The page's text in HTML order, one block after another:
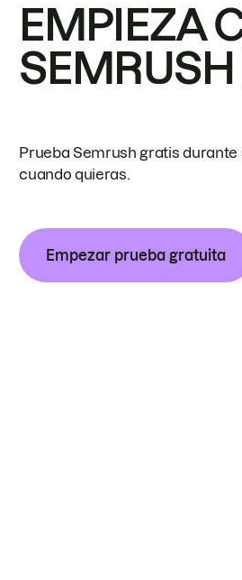
EMPIEZA
SEMRUSH
Prueba Semrush gratis durante
cuando quieras.
Empezar prueba gratuita